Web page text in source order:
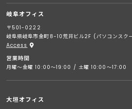
岐阜オフィス
〒501-0222
岐阜県岐阜市金町8-10荒井ビル2F (パソコンスク
Access
営業時間
月曜～金曜 10:00～19:00 / 土曜 10:00～17:00
大垣オフィス